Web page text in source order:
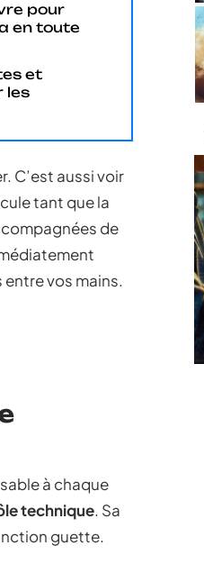
pour
en toute
et
les
C’est aussi voir
tant que la
de
vos mains.
à chaque
technique. Sa
guette.